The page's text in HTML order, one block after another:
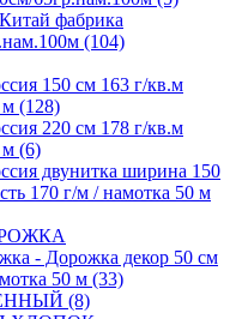
фабрика
(104)
150 см 163 г/кв.м
(128)
220 см 178 г/кв.м
м (6)
двунитка ширина 150
170 г/м / намотка 50 м
- Дорожка декор 50 см
50 м (33)
(8)